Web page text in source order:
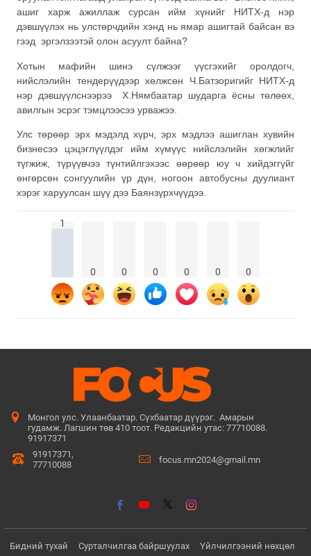
ашиг харж ажиллаж сурсан ийм хүнийг НИТХ-д нэр
дэвшүүлэх нь улстөрчдийн хэнд нь ямар ашигтай байсан вэ
гээд эргэлзээтэй олон асуулт байна?
Хотын мафийн шинэ сүлжээг үүсгэхийг оролдогч,
нийслэлийн тендерүүдээр хөлжсөн Ч.Батзоригийг НИТХ-д
нэр дэвшүүлснээрээ Х.Нямбаатар шударга ёсны төлөөх,
авилгын эсрэг тэмцлээсээ урважээ.
Улс төрөөр эрх мэдэлд хүрч, эрх мэдлээ ашиглан хувийн
бизнесээ цэцэглүүлдэг ийм хүмүүс нийслэлийн хөгжлийг
түгжиж, түрүүвчээ түнтийлгэхээс өөрөөр юу ч хийдэггүйг
өнгөрсөн сонгуулийн үр дүн, ногоон автобусны дуулиант
хэрэг харуулсан шүү дээ Баянзүрхчүүдээ.
1
0 0 0 0 0 0
Монгол улс. Улаанбаатар. Сүхбаатар дүүрэг. Амарын
гудамж. Лагшин төв 410 тоот. Редакцийн утас: 77710088.
91917371
91917371,
77710088
focus.mn2024@gmail.mn
Бидний тухай Сурталчилгаа байршуулах Үйлчилгээний нөхцөл